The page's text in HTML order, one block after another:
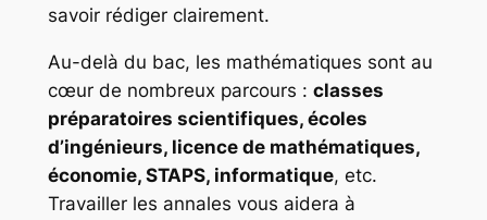
savoir rédiger clairement.
Au-delà du bac, les mathématiques sont au
cœur de nombreux parcours : classes
préparatoires scientifiques, écoles
d’ingénieurs, licence de mathématiques,
économie, STAPS, informatique, etc.
Travailler les annales vous aidera à